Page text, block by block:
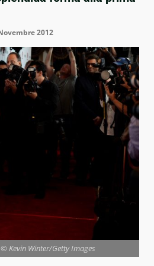
2012
Kevin Winter/Getty Images